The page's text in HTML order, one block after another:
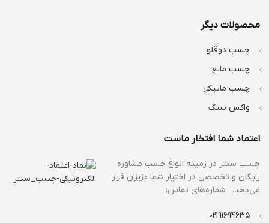
محصولات دیگر
چسب دوقلو
چسب مایع
چسب ماتیکی
واکس سنگ
اعتماد شما افتخار ماست
چسب سنتر در زمینه انواع چسب مشاوره
رایگان و تخصصی در اختیار شما عزیزان قرار
می‌دهد. شماره‌های تماس:
02191694635